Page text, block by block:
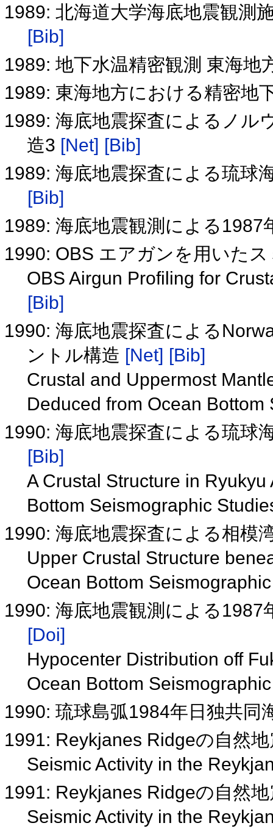
1989: 北海道大学海底地震観測
[Bib]
1989: 地下水温精密観測 東海
1989: 東海地方における精密地
1989: 海底地震探査によるノル
造3 [Net] [Bib]
1989: 海底地震探査による琉球
[Bib]
1989: 海底地震観測による
1990: OBS エアガンを用いた
OBS Airgun Profiling for
[Bib]
1990: 海底地震探査による
ントル構造 [Net] [Bib]
Crustal and Uppermost
Deduced from Ocean
1990: 海底地震探査による琉球
[Bib]
A Crustal Structure in
Bottom Seismographic
1990: 海底地震探査による相模
Upper Crustal Structure
Ocean Bottom
1990: 海底地震観測による
[Doi]
Hypocenter Distribution off
Ocean Bottom
1990: 琉球島弧1984年日独共同
1991: Reykjanes Ridgeの自然
Seismic Activity in the
1991: Reykjanes Ridgeの自然
Seismic Activity in the